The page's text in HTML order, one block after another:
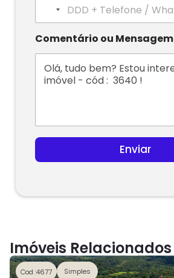
o
c
o
u
n
e
l
c
d
Comentário ou Mensagem
Enviar
Imóveis Relacionados
Cod :4677 Simples